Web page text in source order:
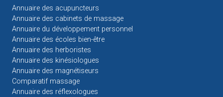
Annuaire des acupuncteurs
Annuaire des cabinets de massage
Annuaire du développement personnel
Annuaire des écoles bien-être
Annuaire des herboristes
Annuaire des kinésiologues
Annuaire des magnétiseurs
Comparatif massage
Annuaire des réflexologues